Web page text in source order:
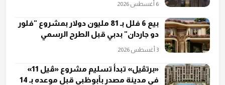
6 أغسطس 2026
بيع 6 فلل بـ 81 مليون دولار بمشروع "فلور
دو جاردان" بدبي قبل الطرح الرسمي
3 أغسطس 2026
«برتڤيل» تبدأ تسليم مشروع «ڤيل 11»
في مدينة مصدر بأبوظبي قبل موعده بـ 14